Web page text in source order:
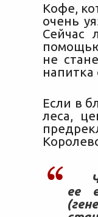
Кофе,
очень
Сейчас
не
напитка
Если в
леса,
ее